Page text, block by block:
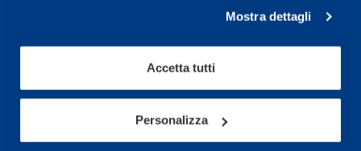
Mostra dettagli
Accetta tutti
Personalizza